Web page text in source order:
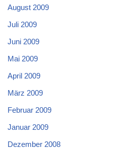
August 2009
Juli 2009
Juni 2009
Mai 2009
April 2009
März 2009
Februar 2009
Januar 2009
Dezember 2008